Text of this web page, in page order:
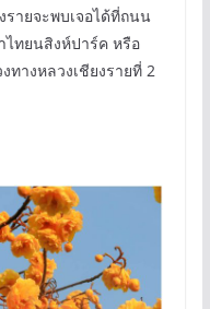
รายจะพบเจอได้ที่ถนน
ทยนสิงห์ปาร์ค หรือ
างหลวงเชียงรายที่ 2